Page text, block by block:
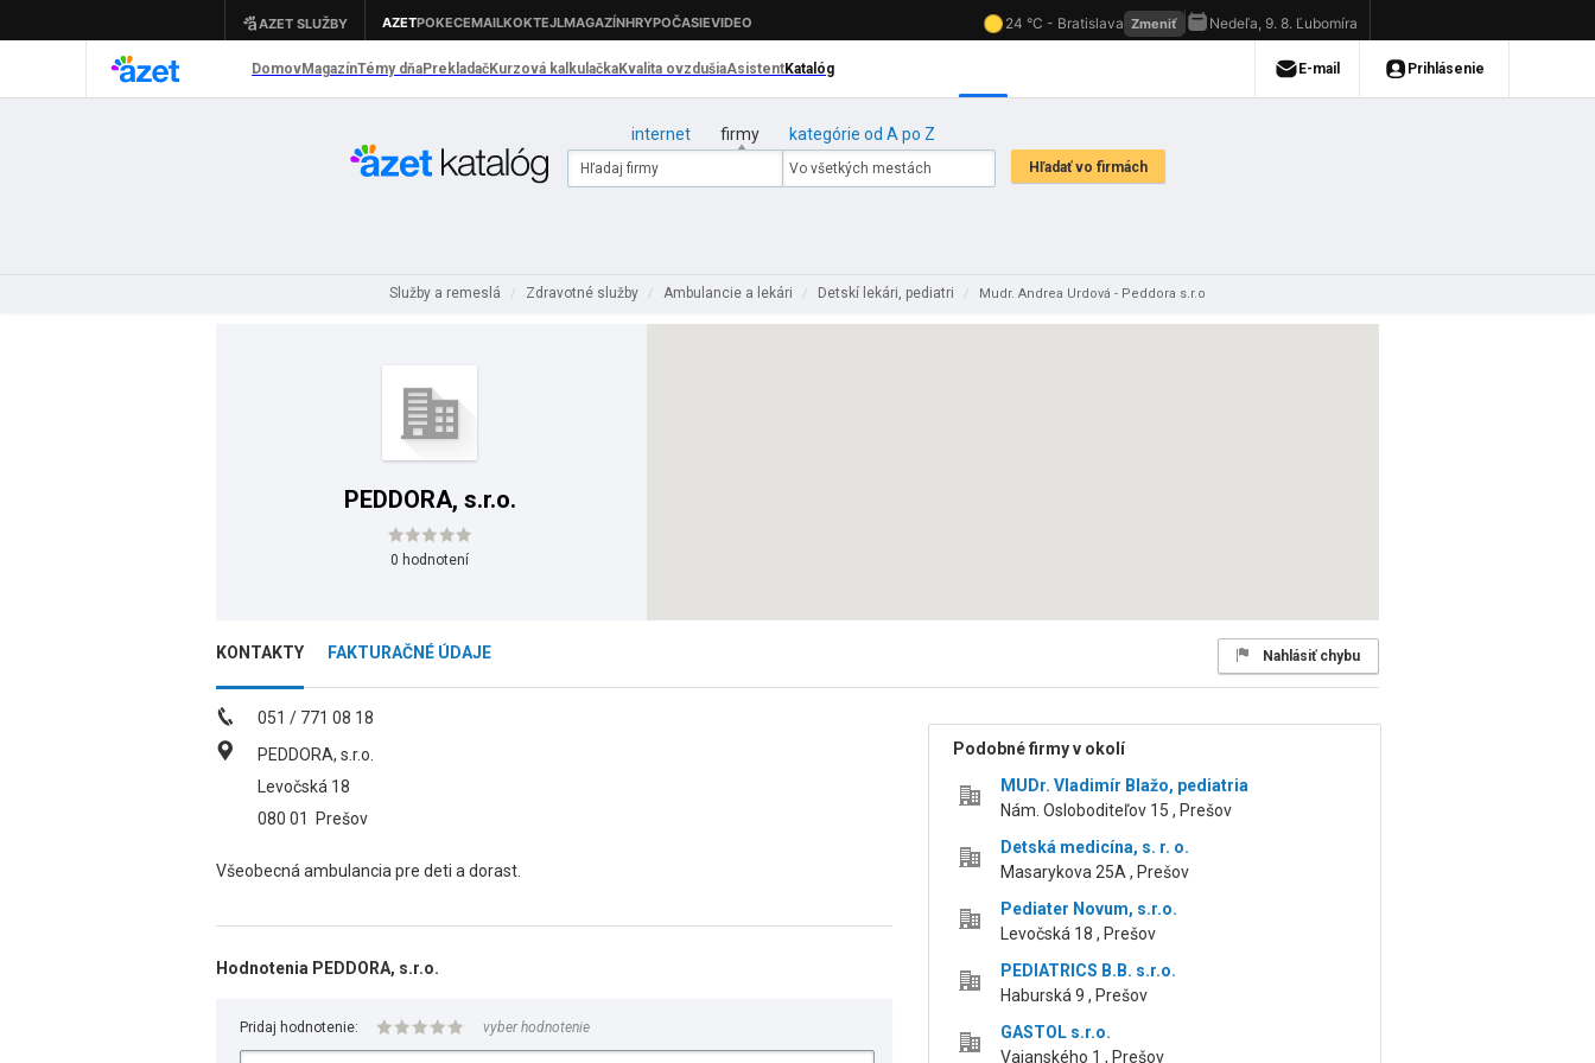
internet firmy kategórie od A po Z
Služby a remeslá / Zdravotné služby / Ambulancie a lekári / Detskí lekári, pediatri / Mudr. Andrea Urdová - Peddora s.r.o
PEDDORA, s.r.o.
0 hodnotení
KONTAKTY FAKTURAČNÉ ÚDAJE Nahlásiť chybu
051 / 771 08 18
PEDDORA, s.r.o.
Levočská 18
080 01
Prešov
Všeobecná ambulancia pre deti a dorast.
Hodnotenia PEDDORA, s.r.o.
Pridaj hodnotenie: vyber hodnotenie
Podobné firmy v okolí
MUDr. Vladimír Blažo, pediatria
Nám. Osloboditeľov 15 , Prešov
Detská medicína, s. r. o.
Masarykova 25A , Prešov
Pediater Novum, s.r.o.
Levočská 18 , Prešov
PEDIATRICS B.B. s.r.o.
Haburská 9 , Prešov
GASTOL s.r.o.
Vajanského 1 , Prešov